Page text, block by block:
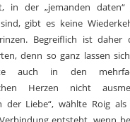
in der „jemanden daten“
gibt es keine
Begreiflich ist daher
denn so ganz lassen
auch in den
Herzen nicht
der Liebe“, wählte Roig